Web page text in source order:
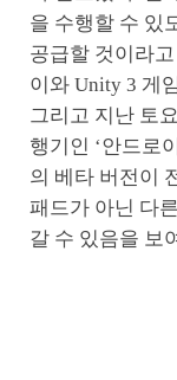
을 수행할 수 있
공급할 것이라
이와 Unity 3 게
그리고 지난 토
행기인 ‘안드로
의 베타 버전이
패드가 아닌 다
갈 수 있음을 보